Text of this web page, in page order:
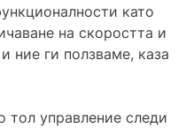
като
на скоростта и
ние ги ползваме, каза
тол управление следи